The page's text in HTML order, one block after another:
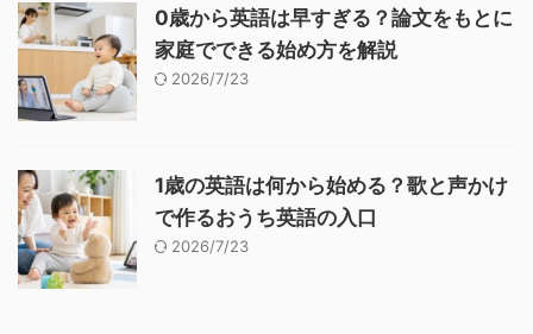
0歳から英語は早すぎる？論文をもとに
家庭でできる始め方を解説
2026/7/23
1歳の英語は何から始める？歌と声かけ
で作るおうち英語の入口
2026/7/23